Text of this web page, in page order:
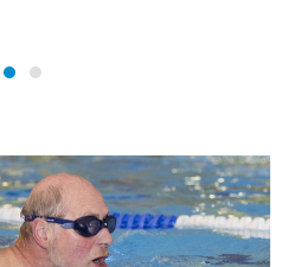
Wasserwacht Bayern